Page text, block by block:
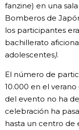
Avisos
fanzine) en una
Bomberos de
los participantes
bachillerato
adolescentes).
El número de
10.000 en el verano
del evento no ha
celebración ha
hasta un centro de